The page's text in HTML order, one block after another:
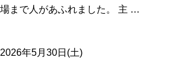
場まで人があふれました。 主 …
2026年5月30日(土)